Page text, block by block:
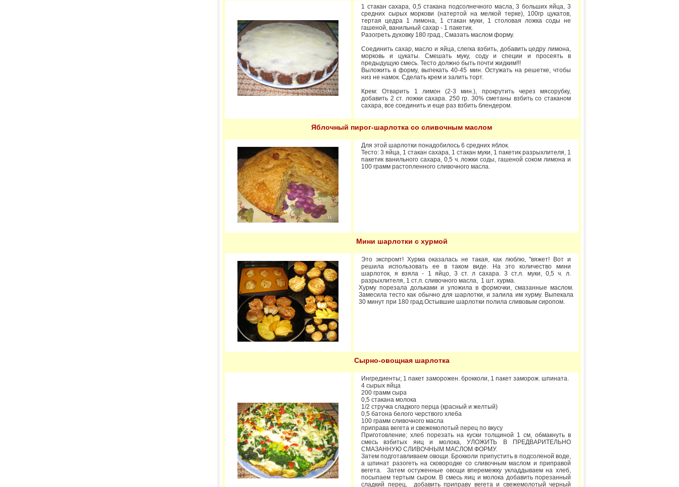
1 стакан сахара, 0,5 стакана подсолнечного масла, 3 больших яйца, 3
средних сырых моркови (натертой на мелкой терке), 100гр цукатов,
тертая цедра 1 лимона, 1 стакан муки, 1 столовая ложка соды не
гашеной, ванильный сахар - 1 пакетик.
Разогреть духовку 180 град., Смазать маслом форму.
Соединить сахар, масло и яйца, слегка взбить, добавить цедру лимона,
морковь и цукаты. Смешать муку, соду и специи и просеять в
предыдущую смесь. Тесто должно быть почти жидким!!!
Выложить в форму, выпекать 40-45 мин. Остужать на решетке, чтобы
низ не намок. Сделать крем и залить торт.
Крем: Отварить 1 лимон (2-3 мин.), прокрутить через мясорубку,
добавить 2 ст. ложки сахара. 250 гр. 30% сметаны взбить со стаканом
сахара, все соединить и еще раз взбить блендером.
Яблочный пирог-шарлотка со сливочным маслом
Для этой шарлотки понадобилось 6 средних яблок.
Тесто: 3 яйца, 1 стакан сахара, 1 стакан муки, 1 пакетик разрыхлителя, 1
пакетик ванильного сахара, 0,5 ч. ложки соды, гашеной соком лимона и
100 грамм растопленного сливочного масла.
Мини шарлотки с хурмой
Это экспромт! Хурма оказалась не такая, как люблю, "вяжет! Вот и
решила использовать ее в таком виде. На это количество мини
шарлоток, я взяла - 1 яйцо, 3 ст. л сахара. 3 ст.л. муки, 0,5 ч. л.
разрыхлителя, 1 ст.л. сливочного масла, 1 шт. хурма.
Хурму порезала дольками и уложила в формочки, смазанные маслом.
Замесила тесто как обычно для шарлотки, и залила им хурму. Выпекала
30 минут при 180 град.Остывшие шарлотки полила сливовым сиропом.
Сырно-овощная шарлотка
Ингредиенты; 1 пакет заморожен. брокколи, 1 пакет заморож. шпината.
4 сырых яйца
200 грамм сыра
0,5 стакана молока
1/2 стручка сладкого перца (красный и желтый)
0,5 батона белого черствого хлеба
100 грамм сливочного масла
приправа вегета и свежемолотый перец по вкусу
Приготовление; хлеб порезать на куски толщиной 1 см, обмакнуть в
смесь взбитых яиц и молока, УЛОЖИТЬ В ПРЕДВАРИТЕЛЬНО
СМАЗАННУЮ СЛИВОЧНЫМ МАСЛОМ ФОРМУ.
Затем подготавливаем овощи. Брокколи припустить в подсоленой воде,
а шпинат разогеть на сковородке со сливочным маслом и приправой
вегета. Затем остуженные овощи вперемежку укладдываем на хлеб,
посыпаем тертым сыром. В смесь яиц и молока добавить порезанный
сладкий перец, добавить приправу вегета и свежемолотый черный